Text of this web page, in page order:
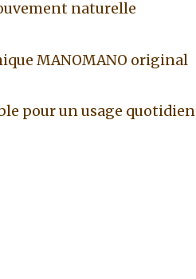
naturelle
MANOMANO original
pour un usage quotidien